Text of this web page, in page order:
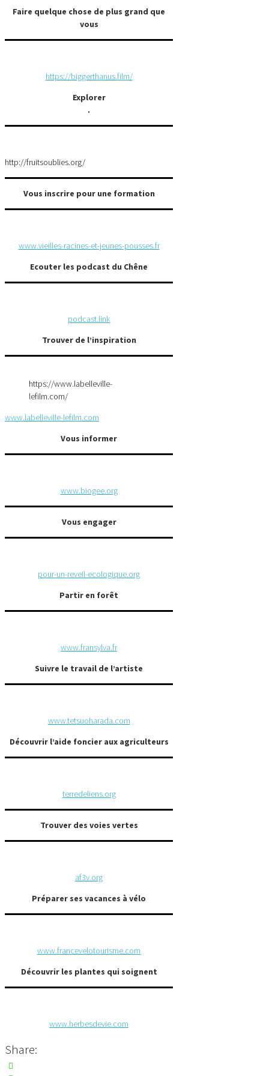
Faire quelque chose de plus grand que
vous
https://biggerthanus.film/
Explorer
.
http://fruitsoublies.org/
Vous inscrire pour une formation
www.vieilles-racines-et-jeunes-pousses.fr
Ecouter les podcast du Chêne
podcast.link
Trouver de l’inspiration
https://www.labelleville-
lefilm.com/
www.labelleville-lefilm.com
Vous informer
www.biogee.org
Vous engager
pour-un-reveil-ecologique.org
Partir en forêt
www.fransylva.fr
Suivre le travail de l’artiste
www.tetsuoharada.com
Découvrir l’aide foncier aux agriculteurs
terredeliens.org
Trouver des voies vertes
af3v.org
Préparer ses vacances à vélo
www.francevelotourisme.com
Découvrir les plantes qui soignent
www.herbesdevie.com
Share: